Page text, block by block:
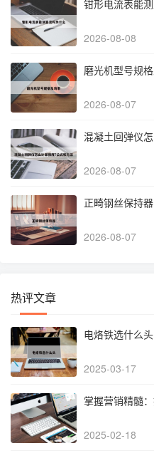
钳形电流表能
2026-08-08
磨光机型号规
2026-08-07
混凝土回弹仪
2026-08-07
正畸钢丝保持器
2026-08-07
热评文章
电烙铁选什么头
2025-03-17
掌握营销精髓
2025-02-18